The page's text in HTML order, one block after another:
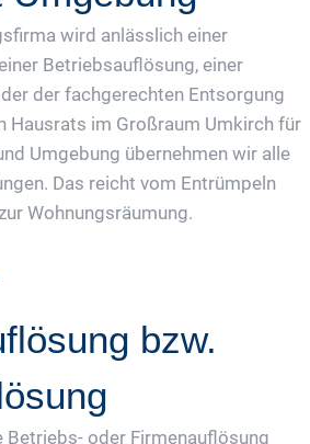
wird anlässlich einer
Betriebsauflösung, einer
der fachgerechten Entsorgung
Hausrats im Großraum Umkirch für
Umgebung übernehmen wir alle
Das reicht vom Entrümpeln
Wohnungsräumung.
bzw.
Betriebs- oder Firmenauflösung